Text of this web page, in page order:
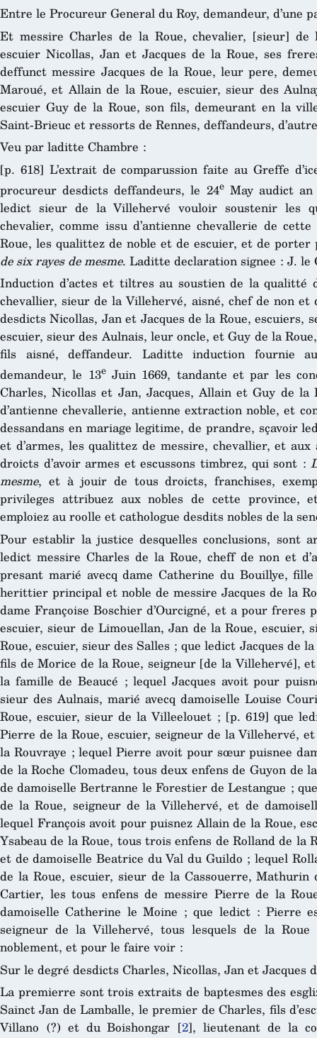
Entre le Procureur General du Roy, demandeur, d’une
Et messire Charles de la Roue, chevalier, [sieur]
escuier Nicollas, Jan et Jacques de la Roue, ses
deffunct messire Jacques de la Roue, leur pere,
Maroué, et Allain de la Roue, escuier, sieur des
escuier Guy de la Roue, son fils, demeurant en la
Saint-Brieuc et ressorts de Rennes, deffandeurs,
Veu par laditte Chambre :
[p. 618] L’extrait de comparussion faite au Greffe
procureur desdicts deffandeurs, le 24eMay audict an
ledict sieur de la Villehervé vouloir soustenir les
chevalier, comme issu d’antienne chevallerie de
Roue, les qualittez de noble et de escuier, et de
de six rayes de mesme. Laditte declaration signee : J. le
Induction d’actes et tiltres au soustien de la qualitté
chevallier, sieur de la Villehervé, aisné, chef de non et
desdicts Nicollas, Jan et Jacques de la Roue, escuiers,
escuier, sieur des Aulnais, leur oncle, et Guy de la
fils aisné, deffandeur. Laditte induction fournie
demandeur, le 13eJuin 1669, tandante et par les
Charles, Nicollas et Jan, Jacques, Allain et Guy de la
d’antienne chevallerie, antienne extraction noble, et
dessandans en mariage legitime, de prandre, sçavoir
et d’armes, les qualittez de messire, chevallier, et
droicts d’avoir armes et escussons timbrez, qui sont :
mesme, et à jouir de tous droicts, franchises,
privileges attribuez aux nobles de cette province,
emploiez au roolle et cathologue desdits nobles de la
Pour establir la justice desquelles conclusions, sont
ledict messire Charles de la Roue, cheff de non et
presant marié avecq dame Catherine du Bouillye,
herittier principal et noble de messire Jacques de la
dame Françoise Boschier d’Ourcigné, et a pour freres
escuier, sieur de Limouellan, Jan de la Roue, escuier,
Roue, escuier, sieur des Salles ; que ledict Jacques de
fils de Morice de la Roue, seigneur [de la Villehervé],
la famille de Beaucé ; lequel Jacques avoit pour
sieur des Aulnais, marié avecq damoiselle Louise
Roue, escuier, sieur de la Villeelouet ; [p. 619] que
Pierre de la Roue, escuier, seigneur de la Villehervé,
la Rouvraye ; lequel Pierre avoit pour sœur puisnee
de la Roche Clomadeu, tous deux enfens de Guyon de
de damoiselle Bertranne le Forestier de Lestangue ;
de la Roue, seigneur de la Villehervé, et de
lequel François avoit pour puisnez Allain de la Roue,
Ysabeau de la Roue, tous trois enfens de Rolland de la
et de damoiselle Beatrice du Val du Guildo ; lequel
de la Roue, escuier, sieur de la Cassouerre,
Cartier, les tous enfens de messire Pierre de la
damoiselle Catherine le Moine ; que ledict : Pierre
seigneur de la Villehervé, tous lesquels de la
noblement, et pour le faire voir :
Sur le degré desdicts Charles, Nicollas, Jan et Jacques
La premierre sont trois extraits de baptesmes des
Sainct Jan de Lamballe, le premier de Charles, fils
Villano (?) et du Boishongar [2], lieutenant de la